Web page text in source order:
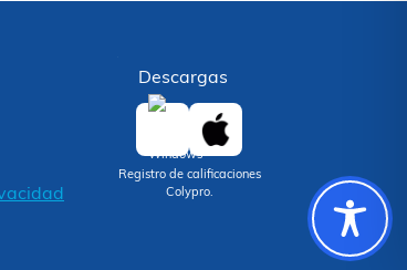
Descargas
Registro de calificaciones
Colypro.